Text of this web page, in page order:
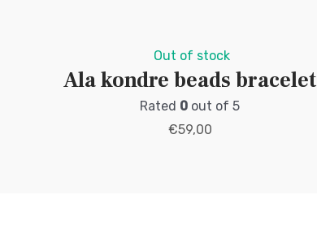
Out of stock
Ala kondre beads bracelet
Rated 0 out of 5
€59,00